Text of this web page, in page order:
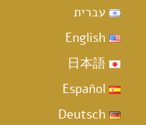
עברית
English
日本語
Español
Deutsch